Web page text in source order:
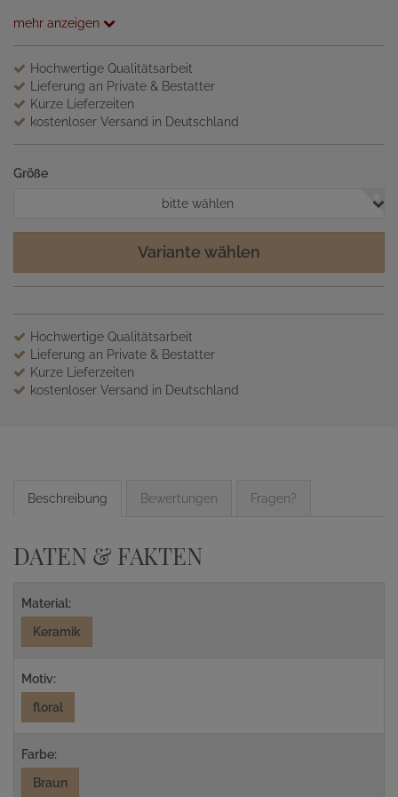
mehr anzeigen
Hochwertige Qualitätsarbeit
Lieferung an Private & Bestatter
Kurze Lieferzeiten
kostenloser Versand in Deutschland
Größe
bitte wählen
Variante wählen
Hochwertige Qualitätsarbeit
Lieferung an Private & Bestatter
Kurze Lieferzeiten
kostenloser Versand in Deutschland
Beschreibung Bewertungen Fragen?
DATEN & FAKTEN
Material:
Keramik
Motiv:
floral
Farbe:
Braun